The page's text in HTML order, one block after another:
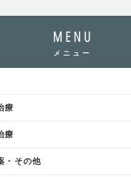
MENU
メニュー
療
療
・その他